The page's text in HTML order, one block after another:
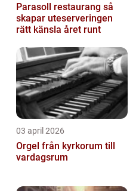
Parasoll restaurang så
skapar uteserveringen
rätt känsla året runt
03 april 2026
Orgel från kyrkorum till
vardagsrum